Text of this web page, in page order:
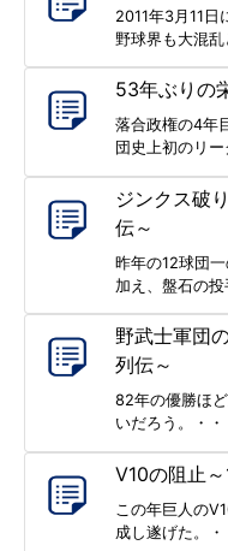
2011年3月11日
野球界も大混乱
53年ぶりの
落合政権の4年
団史上初のリ
ジンクス破
伝～
昨年の12球団
加え、盤石の投
野武士軍団
列伝～
82年の優勝ほ
いだろう。・・
V10の阻止
この年巨人の
成し遂げた。・